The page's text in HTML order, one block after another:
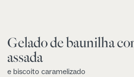
Gelado de baunilha
assada
e biscoito caramelizado